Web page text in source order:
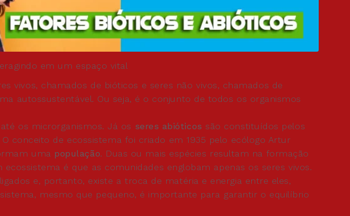
em um espaço vital
vivos, chamados de bióticos e seres não vivos, chamados de
autossustentável. Ou seja, é o conjunto de todos os organismos
os microrganismos. Já os seres abióticos são constituídos pelos
conceito de ecossistema foi criado em 1935 pelo ecólogo Artur
uma população. Duas ou mais espécies resultam na formação
é que as comunidades englobam apenas os seres vivos.
e, portanto, existe a troca de matéria e energia entre eles,
mesmo que pequeno, é importante para garantir o equilíbrio